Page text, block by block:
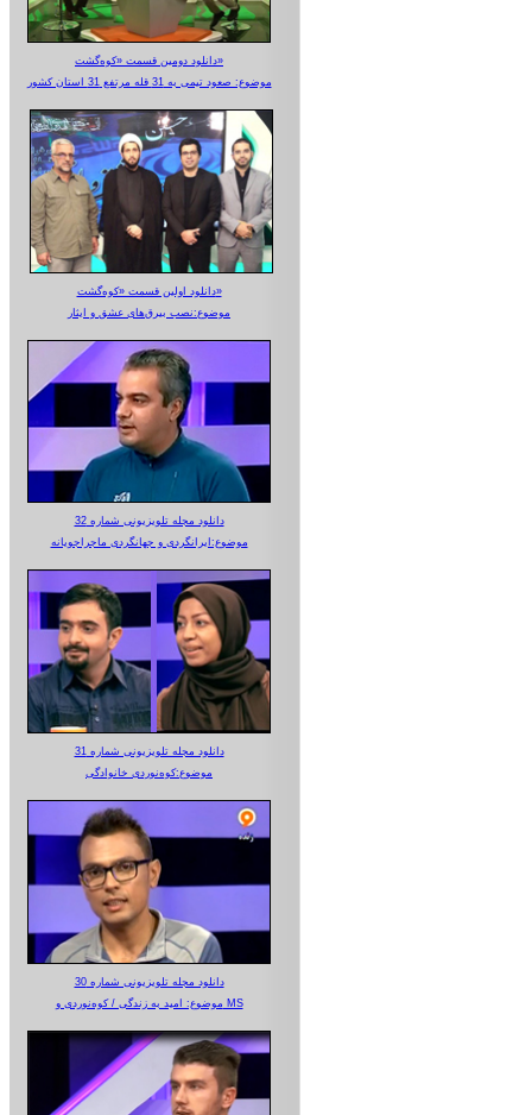
دانلود دومین قسمت «کوه‌گشت»
موضوع: صعود تیمی به 31 قله مرتفع 31 استان کشور
دانلود اولین قسمت «کوه‌گشت»
موضوع:نصب بیرق‌های عشق و ایثار
دانلود مجله تلویزیونی شماره 32
موضوع:ایرانگردی و جهانگردی ماجراجویانه
دانلود مجله تلویزیونی شماره 31
موضوع:کوه‌نوردی خانوادگی
دانلود مجله تلویزیونی شماره 30
موضوع: امید به زندگی / کوه‌نوردی و MS